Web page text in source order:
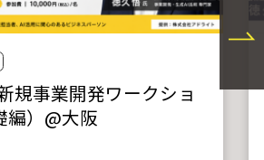
規事業開発ワークショ
編）@大阪